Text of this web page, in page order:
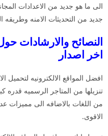
الى ما هو جديد من الاعدادات
جديد من التحديثات الامنه وطريقه
اخر اصدار
افضل المواقع الالكترونيه لتحميل
تنزيلها من المتاجر الرسميه قدره
من اللغات بالاضافه الى مميزات
الاقوى.